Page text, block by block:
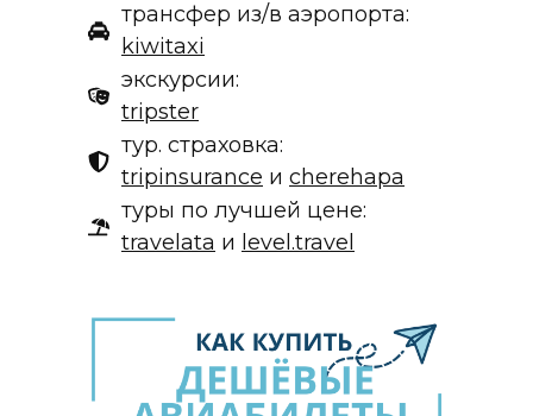
трансфер из/в аэропорта:
kiwitaxi
экскурсии:
tripster
тур. страховка:
tripinsurance и cherehapa
туры по лучшей цене:
travelata и level.travel